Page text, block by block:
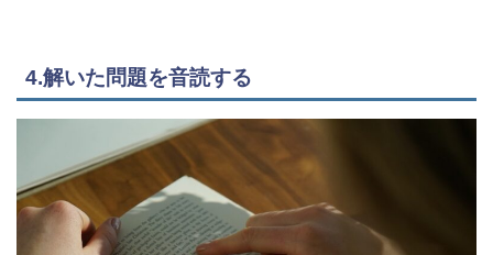
4.解いた問題を音読する